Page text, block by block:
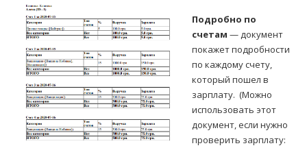
Подробно по
счетам — документ
покажет подробности
по каждому счету,
который пошел в
зарплату. (Можно
использовать этот
документ, если нужно
проверить зарплату: